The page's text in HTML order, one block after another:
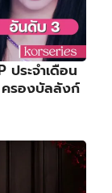
ประจำเดือน
รองบัลลังก์